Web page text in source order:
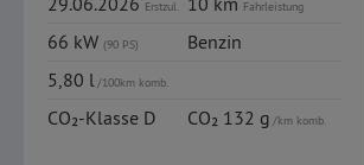
Erstzul. Fahrleistung
66 kW (90 PS)
Benzin
5,80 l/100km komb.
CO₂-Klasse D CO₂ 132 g/km komb.